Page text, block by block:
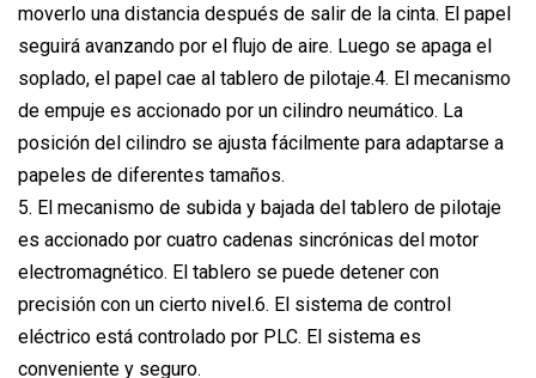
moverlo una distancia después de salir de la cinta. El papel
seguirá avanzando por el flujo de aire. Luego se apaga el
soplado, el papel cae al tablero de pilotaje.4. El mecanismo
de empuje es accionado por un cilindro neumático. La
posición del cilindro se ajusta fácilmente para adaptarse a
papeles de diferentes tamaños.
5. El mecanismo de subida y bajada del tablero de pilotaje
es accionado por cuatro cadenas sincrónicas del motor
electromagnético. El tablero se puede detener con
precisión con un cierto nivel.6. El sistema de control
eléctrico está controlado por PLC. El sistema es
conveniente y seguro.